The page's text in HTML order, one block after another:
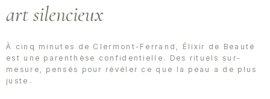
art silencieux
À cinq minutes de Clermont-Ferrand, Élixir de Beauté
est une parenthèse confidentielle. Des rituels sur-
mesure, pensés pour révéler ce que la peau a de plus
juste.